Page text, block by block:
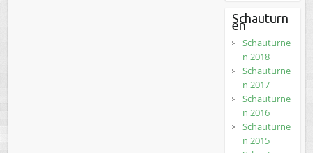
Schauturn
en
Schauturne
n 2018
Schauturne
n 2017
Schauturne
n 2016
Schauturne
n 2015